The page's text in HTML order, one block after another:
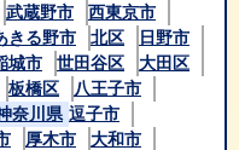
武蔵野市
西東京市
きる野市 北区
日野市
城市 世田谷区
大田区
板橋区
八王子市
奈川県 逗子市
厚木市
大和市